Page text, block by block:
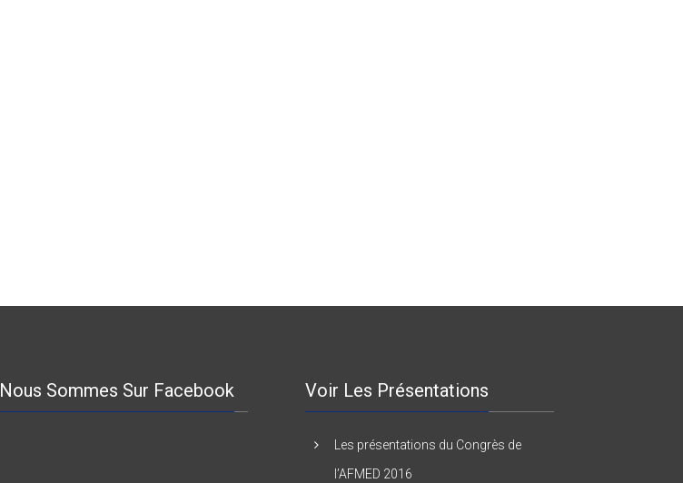
Nous Sommes Sur Facebook Voir Les Présentations
Les présentations du Congrès de
l’AFMED 2016